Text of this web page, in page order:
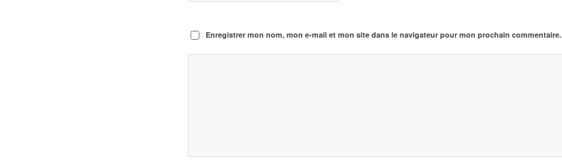
Enregistrer mon nom, mon e-mail et mon site dans le navigateur pour mon prochain commentaire.